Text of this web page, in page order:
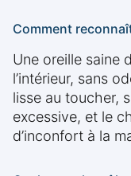
Comment
Une oreille saine
l’intérieur, sans
lisse au toucher,
excessive, et le
d’inconfort à la